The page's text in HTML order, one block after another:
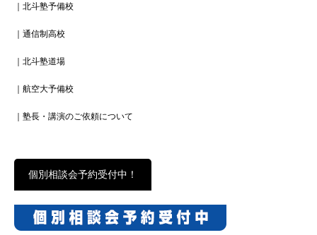
｜北斗塾予備校
｜通信制高校
｜北斗塾道場
｜航空大予備校
｜塾長・講演のご依頼について
個別相談会予約受付中！